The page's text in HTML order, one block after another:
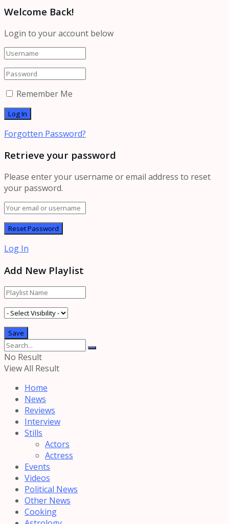
Welcome Back!
Login to your account below
Remember Me
Forgotten Password?
Retrieve your password
Please enter your username or email address to reset
your password.
Log In
Add New Playlist
No Result
View All Result
Home
News
Reviews
Interview
Stills
Actors
Actress
Events
Videos
Political News
Other News
Cooking